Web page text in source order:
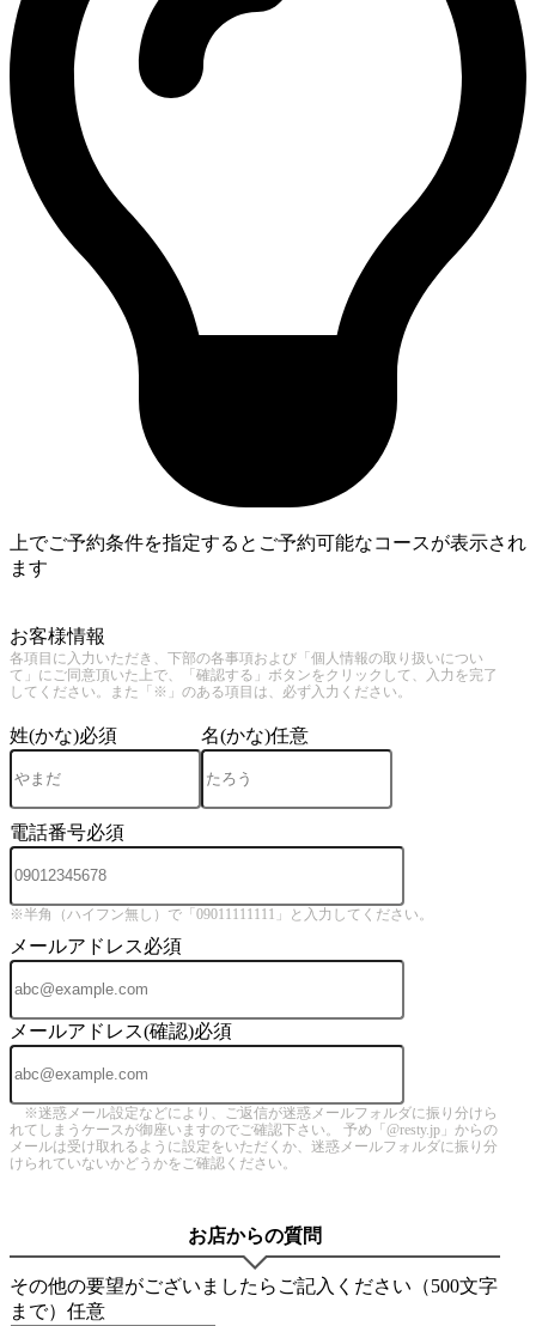
上でご予約条件を指定するとご予約可能なコースが表示され
ます
お客様情報
各項目に入力いただき、下部の各事項および「個人情報の取り扱いについ
て」にご同意頂いた上で、「確認する」ボタンをクリックして、入力を完了
してください。また「※」のある項目は、必ず入力ください。
姓(かな)必須 名(かな)任意
電話番号必須
※半角（ハイフン無し）で「09011111111」と入力してください。
メールアドレス必須
メールアドレス(確認)必須
※迷惑メール設定などにより、ご返信が迷惑メールフォルダに振り分けら
れてしまうケースが御座いますのでご確認下さい。 予め「@resty.jp」からの
メールは受け取れるように設定をいただくか、迷惑メールフォルダに振り分
けられていないかどうかをご確認ください。
お店からの質問
その他の要望がございましたらご記入ください（500文字
まで） 任意